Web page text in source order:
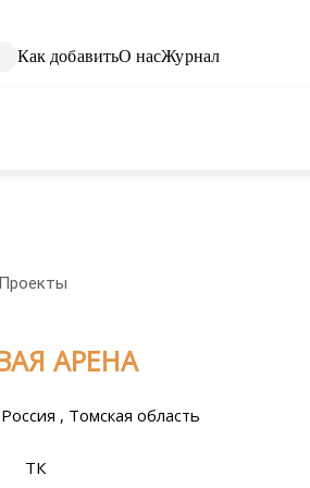
Как добавитьО насЖурнал
Проекты
АРЕНА
Россия , Томская область
ТК